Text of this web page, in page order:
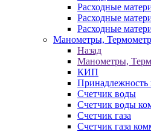
Расходные
Расходные
Расходные
Манометры,
Назад
Манометры,
КИП
Счетчик воды
Счетчик воды
Счетчик газа
Счетчик газа